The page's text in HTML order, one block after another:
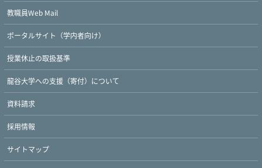
教職員Web Mail
ポータルサイト（学内者向け）
授業休止の取扱基準
龍谷大学への支援（寄付）について
資料請求
採用情報
サイトマップ